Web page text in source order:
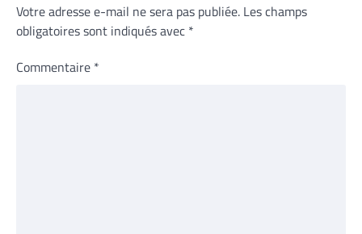
Votre adresse e-mail ne sera pas publiée. Les champs
obligatoires sont indiqués avec *
Commentaire *